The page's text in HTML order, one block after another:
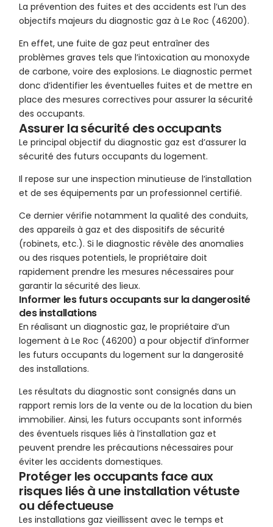
La prévention des fuites et des accidents est l’un des
objectifs majeurs du diagnostic gaz à Le Roc (46200).
En effet, une fuite de gaz peut entraîner des
problèmes graves tels que l’intoxication au monoxyde
de carbone, voire des explosions. Le diagnostic permet
donc d’identifier les éventuelles fuites et de mettre en
place des mesures correctives pour assurer la sécurité
des occupants.
Assurer la sécurité des occupants
Le principal objectif du diagnostic gaz est d’assurer la
sécurité des futurs occupants du logement.
Il repose sur une inspection minutieuse de l’installation
et de ses équipements par un professionnel certifié.
Ce dernier vérifie notamment la qualité des conduits,
des appareils à gaz et des dispositifs de sécurité
(robinets, etc.). Si le diagnostic révèle des anomalies
ou des risques potentiels, le propriétaire doit
rapidement prendre les mesures nécessaires pour
garantir la sécurité des lieux.
Informer les futurs occupants sur la dangerosité
des installations
En réalisant un diagnostic gaz, le propriétaire d’un
logement à Le Roc (46200) a pour objectif d’informer
les futurs occupants du logement sur la dangerosité
des installations.
Les résultats du diagnostic sont consignés dans un
rapport remis lors de la vente ou de la location du bien
immobilier. Ainsi, les futurs occupants sont informés
des éventuels risques liés à l’installation gaz et
peuvent prendre les précautions nécessaires pour
éviter les accidents domestiques.
Protéger les occupants face aux
risques liés à une installation vétuste
ou défectueuse
Les installations gaz vieillissent avec le temps et